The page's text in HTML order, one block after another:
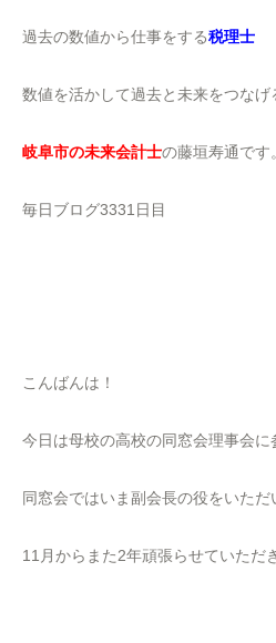
過去の数値から仕事をする税理士
数値を活かして過去と未来をつなげ
岐阜市の未来会計士の藤垣寿通です。
毎日ブログ3331日目
こんばんは！
今日は母校の高校の同窓会理事会に
同窓会ではいま副会長の役をいただ
11月からまた2年頑張らせていただ